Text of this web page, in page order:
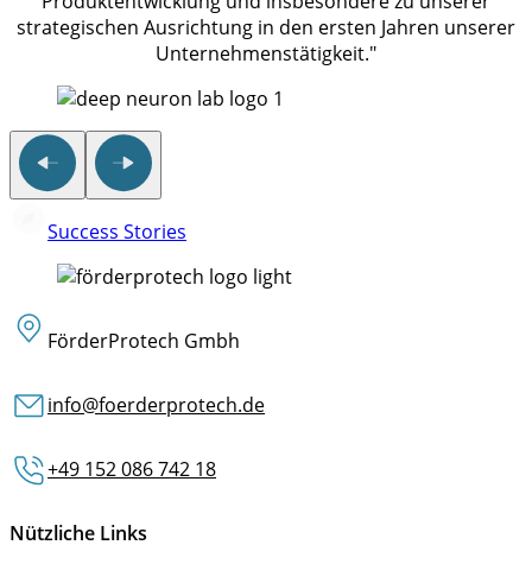
strategischen Ausrichtung in den ersten Jahren unserer
Unternehmenstätigkeit."
Success Stories
FörderProtech Gmbh
info@foerderprotech.de
+49 152 086 742 18
Nützliche Links